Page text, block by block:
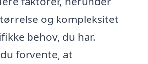
og kompleksitet
behov, du har.
forvente, at